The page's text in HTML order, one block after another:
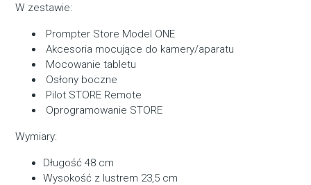
W zestawie:
Prompter Store Model ONE
Akcesoria mocujące do kamery/aparatu
Mocowanie tabletu
Osłony boczne
Pilot STORE Remote
Oprogramowanie STORE
Wymiary:
Długość 48 cm
Wysokość z lustrem 23,5 cm